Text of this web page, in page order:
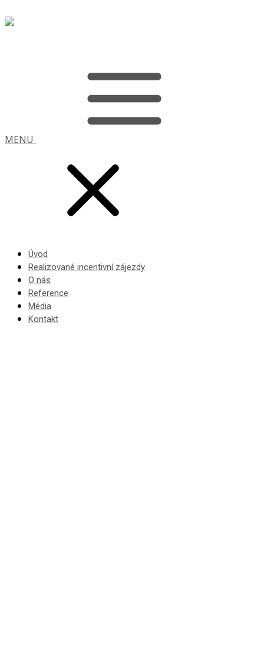
MENU
Úvod
Realizované incentivní zájezdy
O nás
Reference
Média
Kontakt